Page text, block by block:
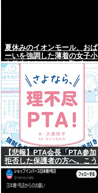
夏休みのイオンモール、おぱ
ーいを強調した薄着の女子小
中学生だらけ。あれ恥ずかし
くないの？
【悲報】PTA会長「PTA参加
拒否した保護者の方へ。こう
なってもいい？」